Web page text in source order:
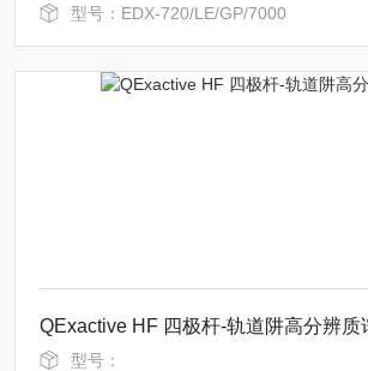
型号：EDX-720/LE/GP/7000
QExactive HF 四极杆-轨道阱高分辨质
型号：